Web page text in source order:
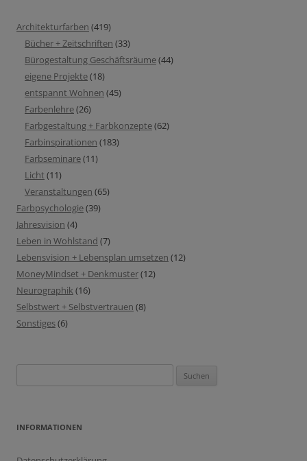
Architekturfarben (419)
Bücher + Zeitschriften (33)
Bürogestaltung Geschäftsräume(44)
eigene Projekte(18)
entspannt Wohnen (45)
Farbenlehre(26)
Farbgestaltung + Farbkonzepte(62)
Farbinspirationen (183)
Farbseminare(11)
Licht (11)
Veranstaltungen (65)
Farbpsychologie(39)
Jahresvision (4)
Leben in Wohlstand (7)
Lebensvision + Lebensplan umsetzen (12)
MoneyMindset + Denkmuster(12)
Neurographik(16)
Selbstwert + Selbstvertrauen (8)
Sonstiges(6)
nach:
INFORMATIONEN